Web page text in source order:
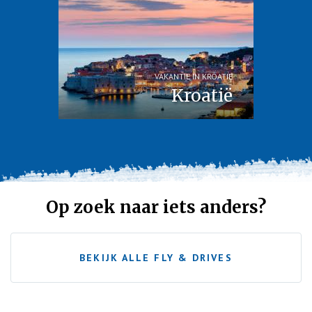
Kroatië
VAKANTIE IN KROATIE
Op zoek naar iets anders?
BEKIJK ALLE FLY & DRIVES